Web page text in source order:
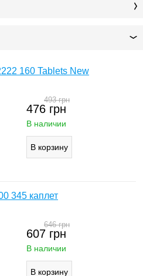
160 Tablets New
476 грн
493грн
В наличии
345 каплет
607 грн
646грн
В наличии